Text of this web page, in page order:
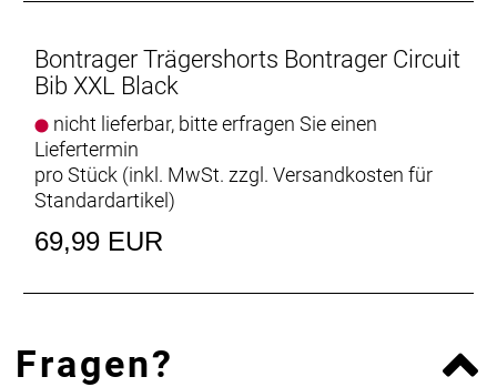
Bontrager Trägershorts Bontrager Circuit
Bib XXL Black
nicht lieferbar, bitte erfragen Sie einen
Liefertermin
pro Stück (inkl. MwSt. zzgl. Versandkosten für
Standardartikel)
69,99 EUR
Fragen?